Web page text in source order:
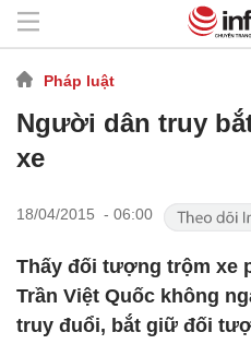
Pháp luật
Người dân truy
xe
18/04/2015 - 06:00
Thấy đối tượng trộm xe
Trần Việt Quốc không
truy đuổi, bắt giữ đối